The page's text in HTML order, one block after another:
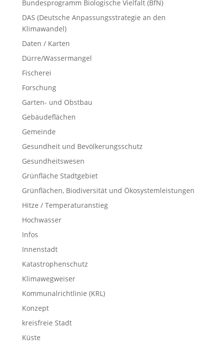
Bundesprogramm Biologische Vielfalt (BfN)
DAS (Deutsche Anpassungsstrategie an den
Klimawandel)
Daten / Karten
Dürre/Wassermangel
Fischerei
Forschung
Garten- und Obstbau
Gebäudeflächen
Gemeinde
Gesundheit und Bevölkerungsschutz
Gesundheitswesen
Grünfläche Stadtgebiet
Grünflächen, Biodiversität und Ökosystemleistungen
Hitze / Temperaturanstieg
Hochwasser
Infos
Innenstadt
Katastrophenschutz
Klimawegweiser
Kommunalrichtlinie (KRL)
Konzept
kreisfreie Stadt
Küste